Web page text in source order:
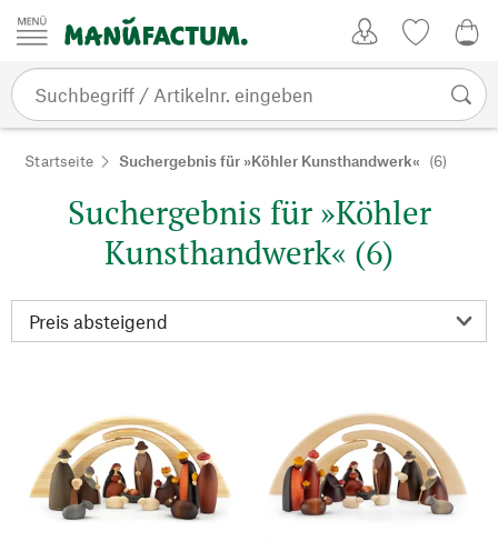
Zum Inhalt springen
Startseite Suchergebnis für »Köhler Kunsthandwerk« (6)
Suchergebnis für »Köhler
Kunsthandwerk« (6)